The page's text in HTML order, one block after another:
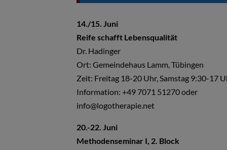
14./15. Juni
Reife schafft Lebensqualität
Dr. Hadinger
Ort: Gemeindehaus Lamm, Tübingen
Zeit: Freitag 18-20 Uhr, Samstag 9:30-17
Information: +49 7071 51270 oder
info@logotherapie.net
20.-22. Juni
Methodenseminar I, 2. Block